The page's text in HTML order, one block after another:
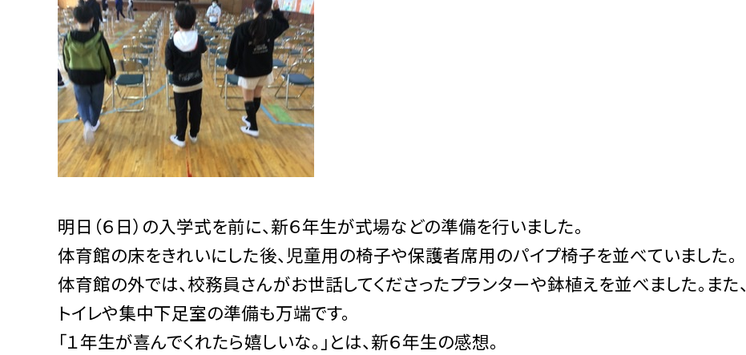
明日（６日）の入学式を前に、新６年生が式場などの準備を行いました。
体育館の床をきれいにした後、児童用の椅子や保護者席用のパイプ椅子を並べていました。
体育館の外では、校務員さんがお世話してくださったプランターや鉢植えを並べました。また、
トイレや集中下足室の準備も万端です。
「１年生が喜んでくれたら嬉しいな。」とは、新６年生の感想。